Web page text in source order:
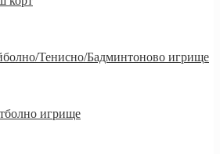
Тенисно/Бадминтоново игрище
игрище